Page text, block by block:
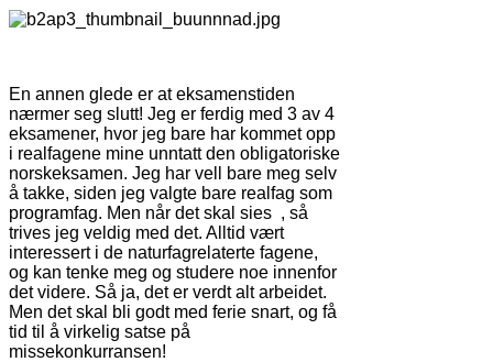
En annen glede er at eksamenstiden
nærmer seg slutt! Jeg er ferdig med 3 av 4
eksamener, hvor jeg bare har kommet opp
i realfagene mine unntatt den obligatoriske
norskeksamen. Jeg har vell bare meg selv
å takke, siden jeg valgte bare realfag som
programfag. Men når det skal sies , så
trives jeg veldig med det. Alltid vært
interessert i de naturfagrelaterte fagene,
og kan tenke meg og studere noe innenfor
det videre. Så ja, det er verdt alt arbeidet.
Men det skal bli godt med ferie snart, og få
tid til å virkelig satse på
missekonkurransen!